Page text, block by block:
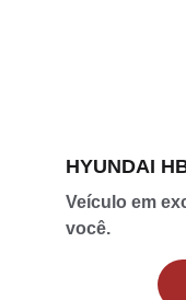
HYUNDAI
Veículo em
você.